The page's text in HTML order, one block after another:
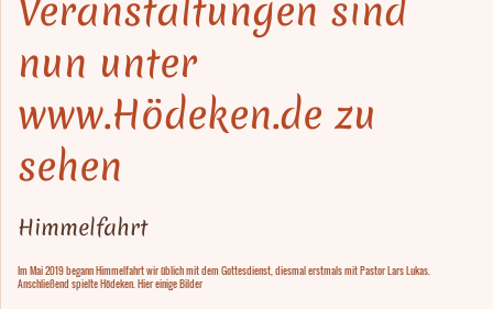
Veranstaltungen sind
nun unter
www.Hödeken.de zu
sehen
Himmelfahrt
Im Mai 2019 begann Himmelfahrt wir üblich mit dem Gottesdienst, diesmal erstmals mit Pastor Lars Lukas.
Anschließend spielte Hödeken. Hier einige Bilder